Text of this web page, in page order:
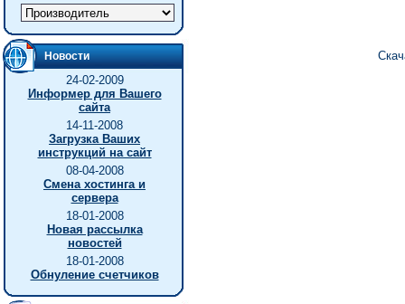
Новости
24-02-2009
Информер для Вашего
сайта
14-11-2008
Загрузка Ваших
инструкций на сайт
08-04-2008
Смена хостинга и
сервера
18-01-2008
Новая рассылка
новостей
18-01-2008
Обнуление счетчиков